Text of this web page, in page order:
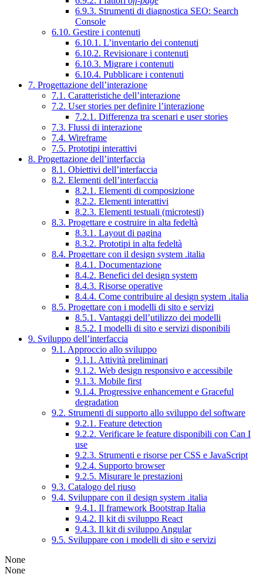
6.9.3. Strumenti di diagnostica SEO: Search
Console
6.10. Gestire i contenuti
6.10.1. L’inventario dei contenuti
6.10.2. Revisionare i contenuti
6.10.3. Migrare i contenuti
6.10.4. Pubblicare i contenuti
7. Progettazione dell’interazione
7.1. Caratteristiche dell’interazione
7.2. User stories per definire l’interazione
7.2.1. Differenza tra scenari e user stories
7.3. Flussi di interazione
7.4. Wireframe
7.5. Prototipi interattivi
8. Progettazione dell’interfaccia
8.1. Obiettivi dell’interfaccia
8.2. Elementi dell’interfaccia
8.2.1. Elementi di composizione
8.2.2. Elementi interattivi
8.2.3. Elementi testuali (microtesti)
8.3. Progettare e costruire in alta fedeltà
8.3.1. Layout di pagina
8.3.2. Prototipi in alta fedeltà
8.4. Progettare con il design system .italia
8.4.1. Documentazione
8.4.2. Benefici del design system
8.4.3. Risorse operative
8.4.4. Come contribuire al design system .italia
8.5. Progettare con i modelli di sito e servizi
8.5.1. Vantaggi dell’utilizzo dei modelli
8.5.2. I modelli di sito e servizi disponibili
9. Sviluppo dell’interfaccia
9.1. Approccio allo sviluppo
9.1.1. Attività preliminari
9.1.2. Web design responsivo e accessibile
9.1.3. Mobile first
9.1.4. Progressive enhancement e Graceful
degradation
9.2. Strumenti di supporto allo sviluppo del software
9.2.1. Feature detection
9.2.2. Verificare le feature disponibili con Can I
use
9.2.3. Strumenti e risorse per CSS e JavaScript
9.2.4. Supporto browser
9.2.5. Misurare le prestazioni
9.3. Catalogo del riuso
9.4. Sviluppare con il design system .italia
9.4.1. Il framework Bootstrap Italia
9.4.2. Il kit di sviluppo React
9.4.3. Il kit di sviluppo Angular
9.5. Sviluppare con i modelli di sito e servizi
None
None